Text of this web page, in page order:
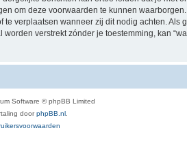
om deze voorwaarden te kunnen
verplaatsen wanneer zij dit nodig achten.
verstrekt zónder je toestemming, kan
Software © phpBB Limited
doorphpBB.nl